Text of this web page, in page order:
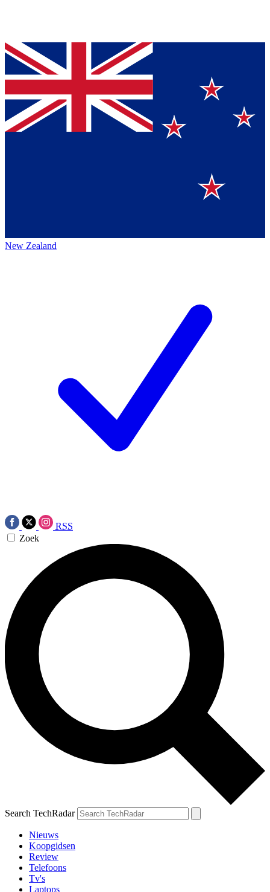
New Zealand
RSS
Zoek
Search TechRadar
Nieuws
Koopgidsen
Review
Telefoons
Tv's
Laptops